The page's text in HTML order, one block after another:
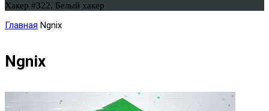
Хакер #322. Белый хакер
Главная Ngnix
Ngnix